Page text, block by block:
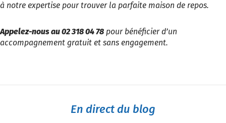
à notre expertise pour trouver la parfaite maison de repos.
Appelez-nous au 02 318 04 78 pour bénéficier d’un
accompagnement gratuit et sans engagement.
En direct du blog